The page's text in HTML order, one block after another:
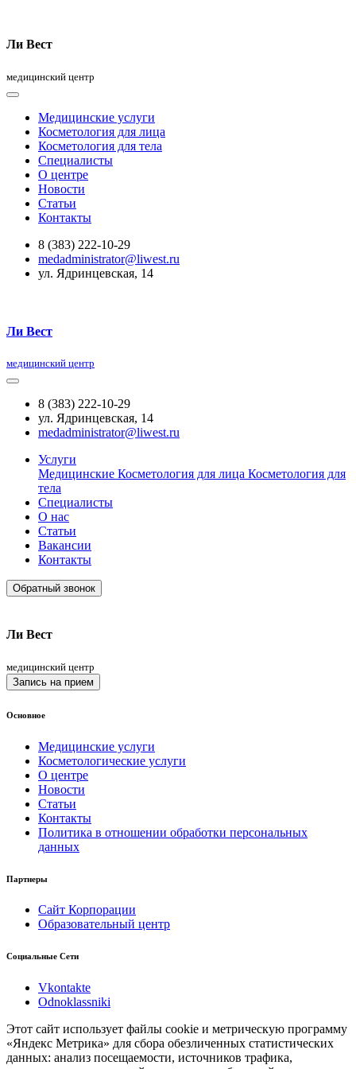
Ли Вест
медицинский центр
Медицинские услуги
Косметология для лица
Косметология для тела
Специалисты
О центре
Новости
Статьи
Контакты
8 (383) 222-10-29
medadministrator@liwest.ru
ул. Ядринцевская, 14
Ли Вест
медицинский центр
8 (383) 222-10-29
ул. Ядринцевская, 14
medadministrator@liwest.ru
Услуги
Медицинские Косметология для лица Косметология для
тела
Специалисты
О нас
Статьи
Вакансии
Контакты
Обратный звонок
Ли Вест
медицинский центр
Запись на прием
Основное
Медицинские услуги
Косметологические услуги
О центре
Новости
Статьи
Контакты
Политика в отношении обработки персональных
данных
Партнеры
Сайт Корпорации
Образовательный центр
Социальные Сети
Vkontakte
Odnoklassniki
Этот сайт использует файлы cookie и метрическую программу
«Яндекс Метрика» для сбора обезличенных статистических
данных: анализ посещаемости, источников трафика,